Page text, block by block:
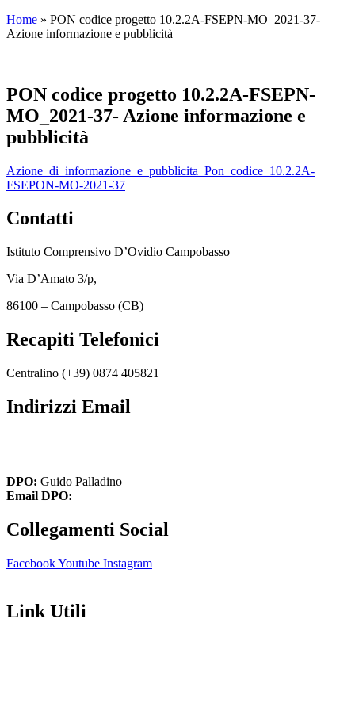
Home » PON codice progetto 10.2.2A-FSEPN-MO_2021-37-
Azione informazione e pubblicità
PON codice progetto 10.2.2A-FSEPN-
MO_2021-37- Azione informazione e
pubblicità
Azione_di_informazione_e_pubblicita_Pon_codice_10.2.2A-
FSEPON-MO-2021-37
Contatti
Istituto Comprensivo D’Ovidio Campobasso
Via D’Amato 3/p,
86100 – Campobasso (CB)
Recapiti Telefonici
Centralino (+39) 0874 405821
Indirizzi Email
DPO: Guido Palladino
Email DPO:
Collegamenti Social
FacebookYoutube Instagram
Link Utili